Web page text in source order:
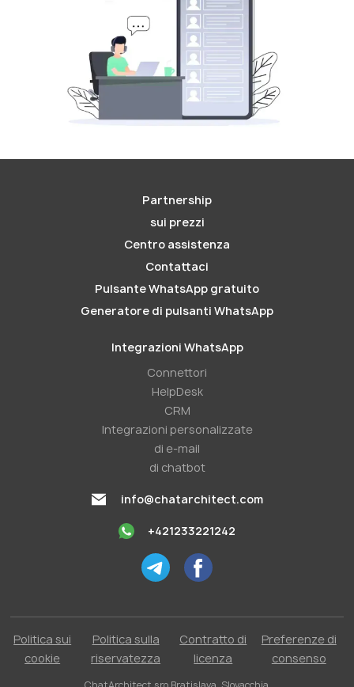
Partnership
sui prezzi
Centro assistenza
Contattaci
Pulsante WhatsApp gratuito
Generatore di pulsanti WhatsApp
Integrazioni WhatsApp
Connettori
HelpDesk
CRM
Integrazioni personalizzate
di e-mail
di chatbot
info@chatarchitect.com
+421233221242
Politica sui
cookie
Politica sulla
riservatezza
Contratto di
licenza
Preferenze di
consenso